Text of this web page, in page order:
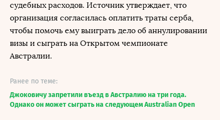
судебных расходов. Источник утверждает, что
организация согласилась оплатить траты серба,
чтобы помочь ему выиграть дело об аннулировании
визы и сыграть на Открытом чемпионате
Австралии.
Ранее по теме:
Джоковичу запретили въезд в Австралию на три года.
Однако он может сыграть на следующем Australian Open